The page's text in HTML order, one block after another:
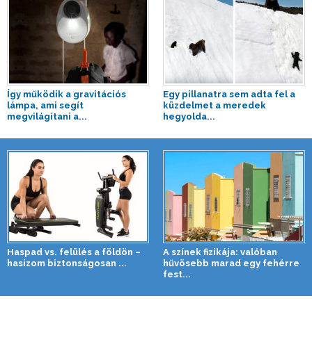
Így működik a gravitációs
lámpa, ami segít
megvilágítani a...
Egy pillanatra sem adta fel a
küzdelmet a meredek
hegyolda...
Haspad vs. felülés a földön –
hasizom biztonságosan ...
A színek fizikája: valóban
hűvösebb marad egy fehérre
fest...